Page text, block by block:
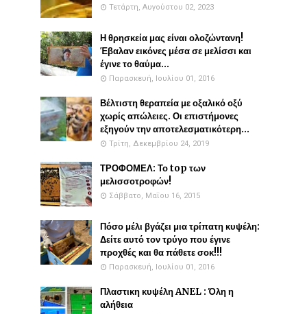
Τετάρτη, Αυγούστου 02, 2023
Η θρησκεία μας είναι ολοζώντανη!
Έβαλαν εικόνες μέσα σε μελίσσι και
έγινε το θαύμα...
Παρασκευή, Ιουλίου 01, 2016
Βέλτιστη θεραπεία με οξαλικό οξύ
χωρίς απώλειες. Οι επιστήμονες
εξηγούν την αποτελεσματικότερη...
Τρίτη, Δεκεμβρίου 24, 2019
ΤΡΟΦΟΜΕΛ: Το top των
μελισσοτροφών!
Σάββατο, Μαΐου 16, 2015
Πόσο μέλι βγάζει μια τρίπατη κυψέλη:
Δείτε αυτό τον τρύγο που έγινε
προχθές και θα πάθετε σοκ!!!
Παρασκευή, Ιουλίου 01, 2016
Πλαστικη κυψέλη ANEL : Όλη η
αλήθεια